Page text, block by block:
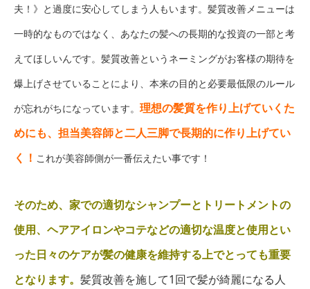
夫！》と過度に安心してしまう人もいます。髪質改善メニューは
一時的なものではなく、あなたの髪への長期的な投資の一部と考
えてほしいんです。髪質改善というネーミングがお客様の期待を
爆上げさせていることにより、本来の目的と必要最低限のルール
が忘れがちになっています。 理想の髪質を作り上げていくた
めにも、担当美容師と二人三脚で長期的に作り上げてい
く！ これが美容師側が一番伝えたい事です！
そのため、家での適切なシャンプーとトリートメントの
使用、ヘアアイロンやコテなどの適切な温度と使用とい
った日々のケアが髪の健康を維持する上でとっても重要
となります。 髪質改善を施して1回で髪が綺麗になる人